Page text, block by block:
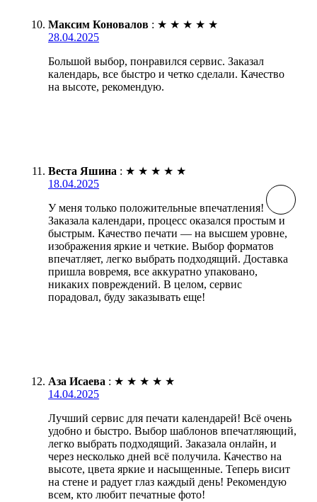
Максим Коновалов : ★ ★ ★ ★ ★
28.04.2025
Большой выбор, понравился сервис. Заказал
календарь, все быстро и четко сделали. Качество
на высоте, рекомендую.
Веста Яшина : ★ ★ ★ ★ ★
18.04.2025
У меня только положительные впечатления!
Заказала календари, процесс оказался простым и
быстрым. Качество печати — на высшем уровне,
изображения яркие и четкие. Выбор форматов
впечатляет, легко выбрать подходящий. Доставка
пришла вовремя, все аккуратно упаковано,
никаких повреждений. В целом, сервис
порадовал, буду заказывать еще!
Аза Исаева : ★ ★ ★ ★ ★
14.04.2025
Лучший сервис для печати календарей! Всё очень
удобно и быстро. Выбор шаблонов впечатляющий,
легко выбрать подходящий. Заказала онлайн, и
через несколько дней всё получила. Качество на
высоте, цвета яркие и насыщенные. Теперь висит
на стене и радует глаз каждый день! Рекомендую
всем, кто любит печатные фото!